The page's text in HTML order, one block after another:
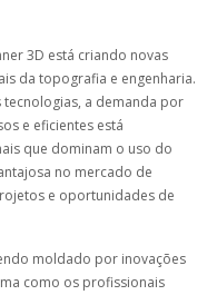
3D está criando novas
da topografia e engenharia.
a demanda por
e eficientes está
que dominam o uso do
no mercado de
e oportunidades de
moldado por inovações
como os profissionais